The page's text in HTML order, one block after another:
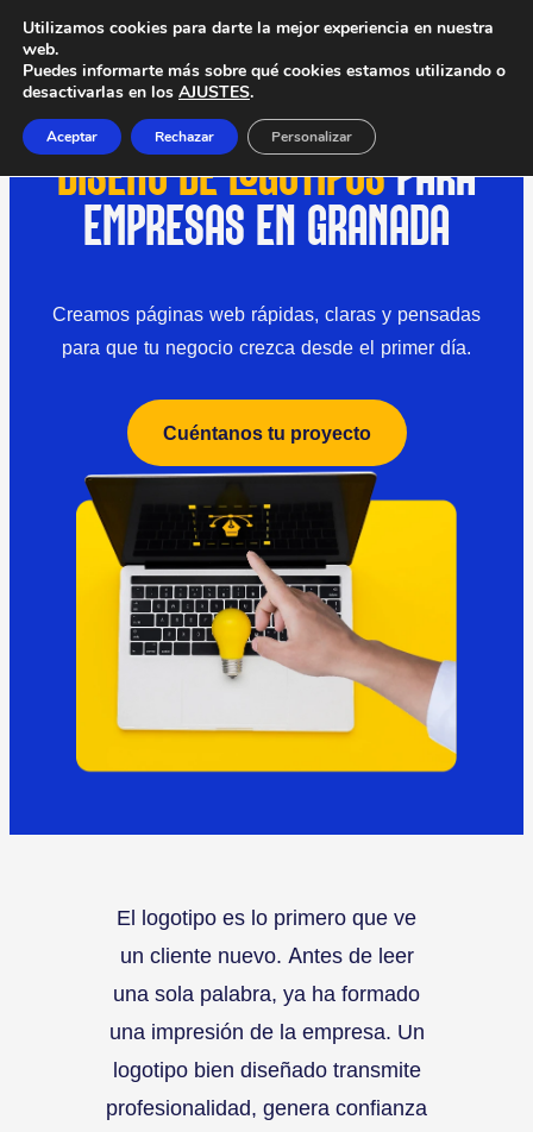
DISEÑO DE LOGOTIPOSPARA
EMPRESAS EN GRANADA
Creamos páginas web rápidas, claras y pensadas
para que tu negocio crezca desde el primer día.
Cuéntanos tu proyecto
El logotipo es lo primero que ve
un cliente nuevo. Antes de leer
una sola palabra, ya ha formado
una impresión de la empresa. Un
logotipo bien diseñado transmite
profesionalidad, genera confianza
Utilizamos cookies para darte la mejor experiencia en nuestra
web.
Puedes informarte más sobre qué cookies estamos utilizando o
desactivarlas en los AJUSTES.
Aceptar Rechazar Personalizar